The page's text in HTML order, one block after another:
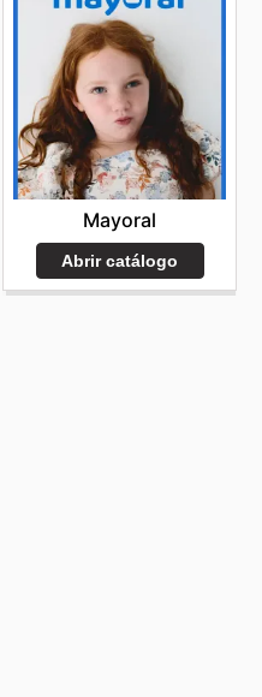
Mayoral
Abrir catálogo